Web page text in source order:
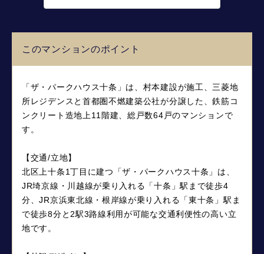
このマンションのポイント
「ザ・パークハウス十条」は、村本建設が施工、三菱地
所レジデンスと首都圏不燃建築公社が分譲した、鉄筋コ
ンクリート造地上11階建、総戸数64戸のマンションで
す。
【交通/立地】
北区上十条1丁目に建つ「ザ・パークハウス十条」は、
JR埼京線・川越線が乗り入れる「十条」駅まで徒歩4
分、JR京浜東北線・根岸線が乗り入れる「東十条」駅ま
で徒歩8分と2駅3路線利用が可能な交通利便性の高い立
地です。